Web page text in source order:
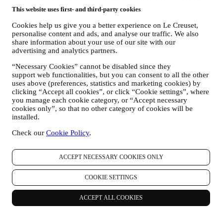
This website uses first- and third-party cookies
Cookies help us give you a better experience on Le Creuset,
personalise content and ads, and analyse our traffic. We also
share information about your use of our site with our
advertising and analytics partners.
“Necessary Cookies” cannot be disabled since they
support web functionalities, but you can consent to all the other
uses above (preferences, statistics and marketing cookies) by
clicking “Accept all cookies”, or click “Cookie settings”, where
you manage each cookie category, or “Accept necessary
cookies only”, so that no other category of cookies will be
installed.
Check our Cookie Policy.
ACCEPT NECESSARY COOKIES ONLY
COOKIE SETTINGS
ACCEPT ALL COOKIES
uw feedback, verzoeken, klachten, vragen of interacties met
ons (bijvoorbeeld uw berichten, chats, berichten op sociale
media, e-mails of telefoontjes).
De persoonsgegevens die van u worden verzameld wanneer u de
Website gebruikt of anderszins persoonlijk identificeerbare
informatie verstrekt, zijn op die manier beschermd en u hebt de
privacyrechten die in paragraaf 8 hieronder worden uitgelegd.
2. WIE VERZAMELT UW GEGEVENS?
De verwerkingsverantwoordelijke voor de e-commercediensten die
via de website worden aangeboden, is Le Creuset BENELUX NV
met maatschappelijke zetel te Le Creuset Benelux NV,
Drukpersstraat 4, 1000 Brussel, België.
Als u ermee instemt om marketingboodschappen van ons te
ontvangen, worden uw gegevens onderdeel van de
gegevensbeheerder wordt beheerd door Le Creuset Group AG, met
het kantoor in Hofstrasse 1A,Neuhofstrasse 4 , Baar, Zugo, 6340
Zwitserland (die Le Creuset SL, BTW-nummer B62153630, met
kantoor in Paseo de Gracia 9, 2º, 08007 Barcelona, Spanje, heeft
aangesteld als vertegenwoordiger in de EU), op basis van een
overeenkomst tot gezamenlijke zeggenschap die in wezen voorziet